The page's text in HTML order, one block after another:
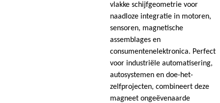
vlakke schijfgeometrie voor
naadloze integratie in motoren,
sensoren, magnetische
assemblages en
consumentenelektronica. Perfect
voor industriële automatisering,
autosystemen en doe-het-
zelfprojecten, combineert deze
magneet ongeëvenaarde